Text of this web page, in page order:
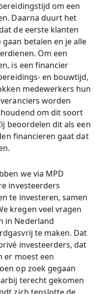
om een
Daarna duurt het
de eerste klanten
betalen en je alle
Om een
is een financier
en bouwtijd,
medewerkers hun
worden
om dit soort
beoordelen dit als een
financieren gaat dat
we via MPD
investeerders
te investeren, samen
kregen veel vragen
in Nederland
te maken. Dat
investeerders, dat
er moest een
op zoek gegaan
terecht gekomen